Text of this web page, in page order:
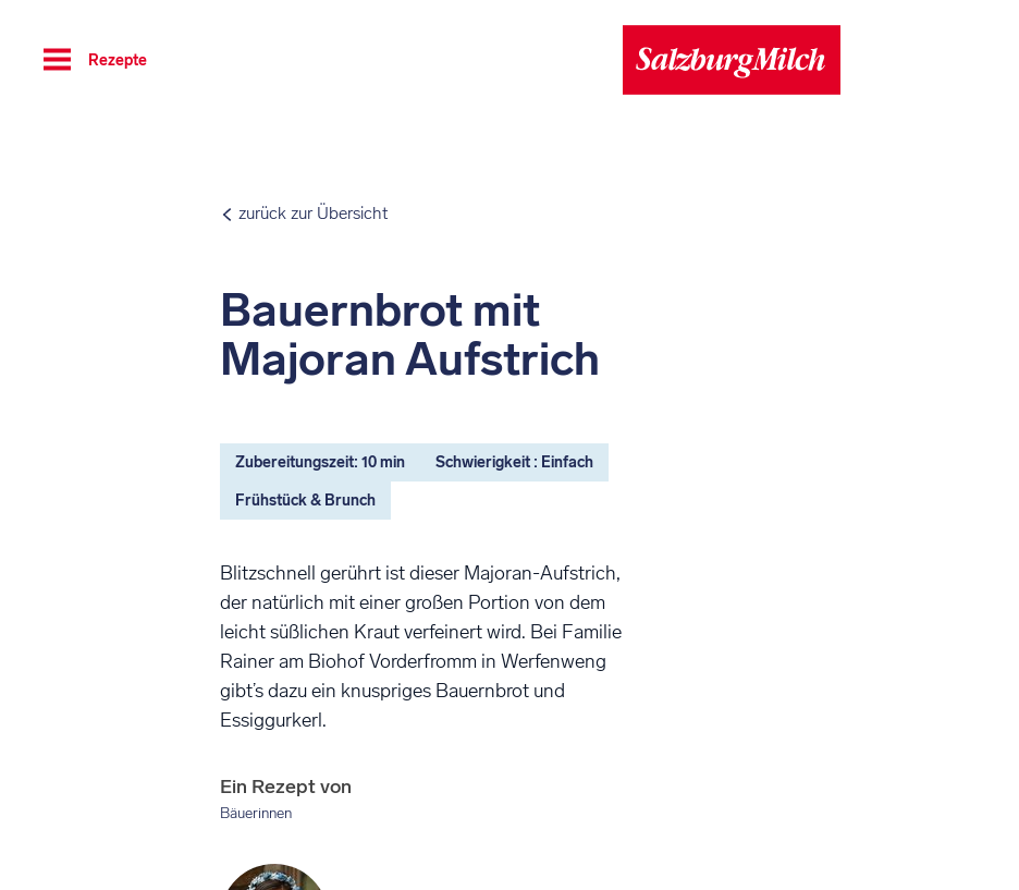
Toggle
navigation
Rezepte
zurück zur Übersicht
Bauernbrot mit
Majoran Aufstrich
Zubereitungszeit: 10 min Schwierigkeit : Einfach
Frühstück & Brunch
Blitzschnell gerührt ist dieser Majoran-Aufstrich,
der natürlich mit einer großen Portion von dem
leicht süßlichen Kraut verfeinert wird. Bei Familie
Rainer am Biohof Vorderfromm in Werfenweng
gibt’s dazu ein knuspriges Bauernbrot und
Essiggurkerl.
Ein Rezept von
Bäuerinnen